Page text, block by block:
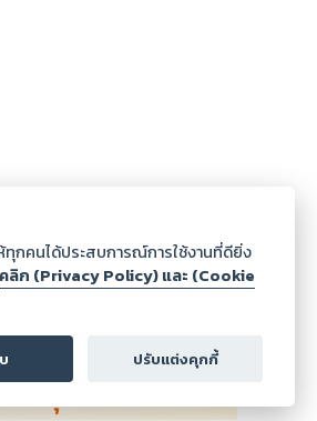
ทุกคนได้ประสบการณ์การใช้งานที่ดียิ่ง
คลิก (Privacy Policy) และ (Cookie
ปรับแต่งคุกกี้